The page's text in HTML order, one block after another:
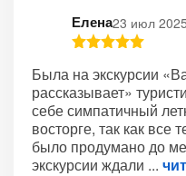
Елена23 июл 2025
Была на экскурсии
рассказывает»
себе симпатичный
восторге, так как все
было продумано до
экскурсии ждали